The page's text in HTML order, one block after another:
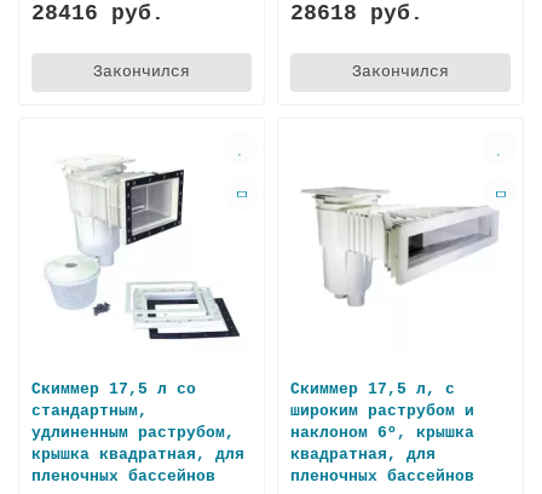
28416 руб.
Закончился
28618 руб.
Закончился
Скиммер 17,5 л со
стандартным,
удлиненным раструбом,
крышка квадрaтная, для
пленочных бассейнов
Скиммер 17,5 л, с
широким раструбом и
наклоном 6º, крышка
квадратная, для
пленочных бассейнов